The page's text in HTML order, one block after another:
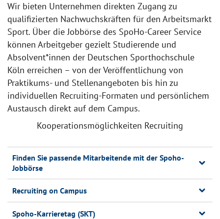
Wir bieten Unternehmen direkten Zugang zu
qualifizierten Nachwuchskräften für den Arbeitsmarkt
Sport. Über die Jobbörse des SpoHo-Career Service
können Arbeitgeber gezielt Studierende und
Absolvent*innen der Deutschen Sporthochschule
Köln erreichen – von der Veröffentlichung von
Praktikums- und Stellenangeboten bis hin zu
individuellen Recruiting-Formaten und persönlichem
Austausch direkt auf dem Campus.
Kooperationsmöglichkeiten Recruiting
Finden Sie passende Mitarbeitende mit der Spoho-
Jobbörse
Recruiting on Campus
Spoho-Karrieretag (SKT)